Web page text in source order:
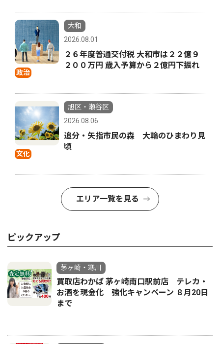
政治
大和
2026.08.01
２６年度普通交付税 大和市は２２億９
２００万円 歳入予算から２億円下振れ
文化
旭区・瀬谷区
2026.08.06
追分・矢指市民の森 大輪のひまわり見
頃
エリア一覧を見る
ピックアップ
茅ヶ崎・寒川
買取店わかば 茅ヶ崎南口駅前店 テレカ・
お酒を現金化 強化キャンペーン ８月20日
まで